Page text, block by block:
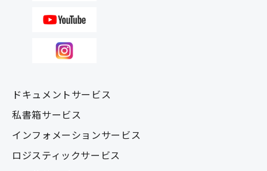
ドキュメントサービス
私書箱サービス
インフォメーションサービス
ロジスティックサービス